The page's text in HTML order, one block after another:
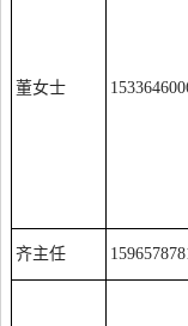
董女士
齐主任